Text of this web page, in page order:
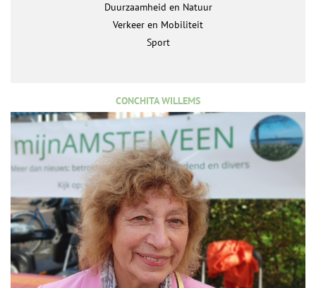
Duurzaamheid en Natuur
Verkeer en Mobiliteit
Sport
CONCHITA WILLEMS